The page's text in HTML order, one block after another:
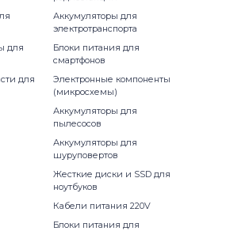
для
для
Аккумуляторы для
электротранспорта
Блоки питания для
смартфонов
Электронные компоненты
(микросхемы)
Аккумуляторы для
пылесосов
Аккумуляторы для
шуруповертов
Жесткие диски и SSD для
ноутбуков
Кабели питания 220V
Блоки питания для